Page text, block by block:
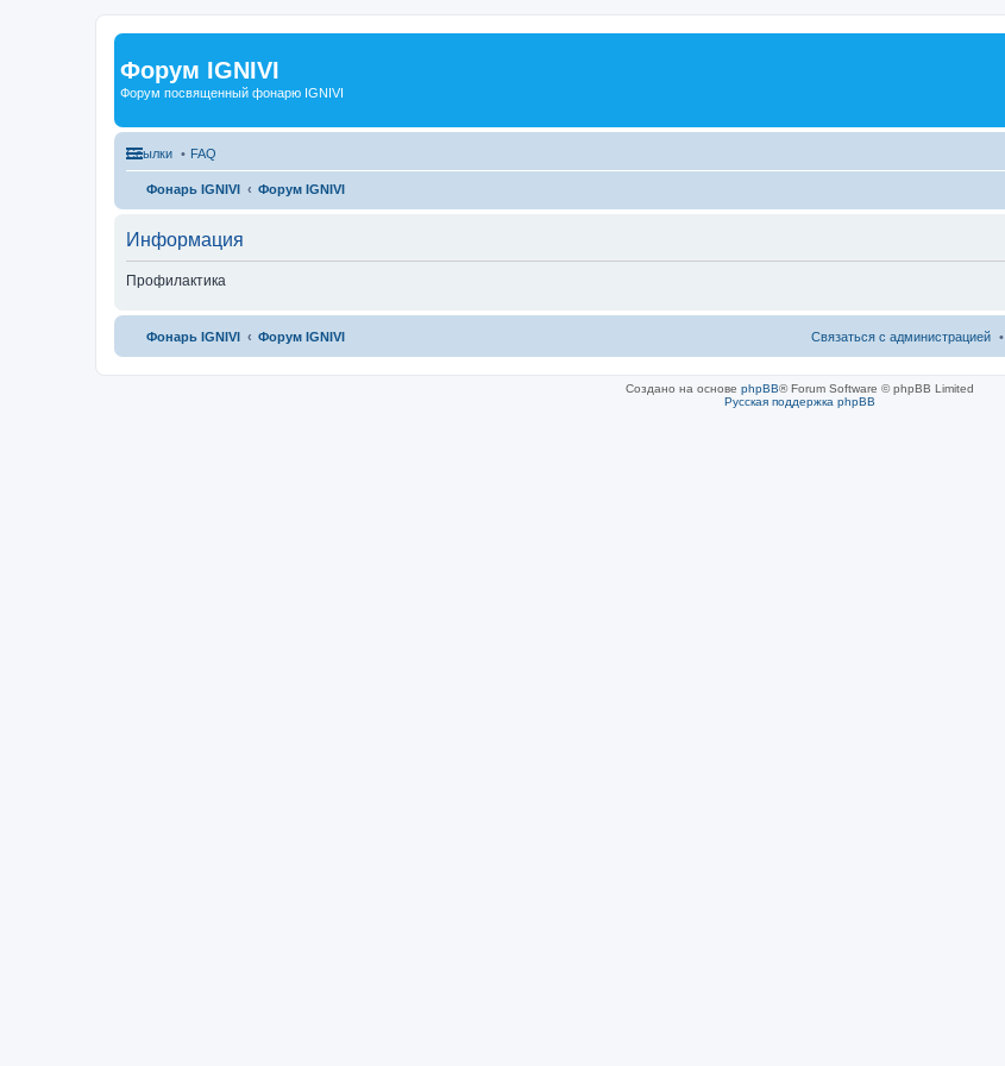
Форум IGNIVI
Форум посвященный фонарю IGNIVI
Ссылки FAQ
Фонарь IGNIVI Форум IGNIVI
Информация
Профилактика
Фонарь IGNIVI Форум IGNIVI Связаться с администрацией
Создано на основе phpBB® Forum Software © phpBB Limited
Русская поддержка phpBB